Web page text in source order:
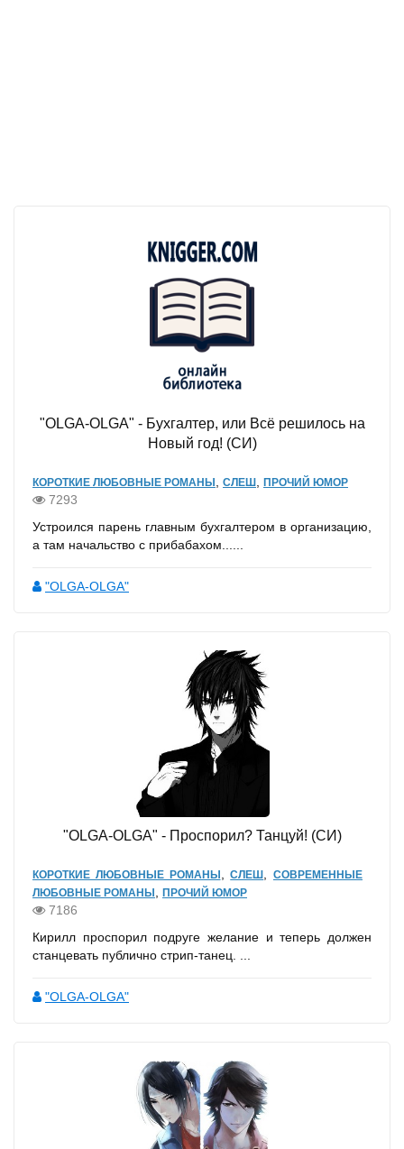
"OLGA-OLGA" - Бухгалтер, или Всё решилось на
Новый год! (СИ)
КОРОТКИЕ ЛЮБОВНЫЕ РОМАНЫ , СЛЕШ , ПРОЧИЙ ЮМОР
7293
Устроился парень главным бухгалтером в организацию,
а там начальство с прибабахом......
"OLGA-OLGA"
"OLGA-OLGA" - Проспорил? Танцуй! (СИ)
КОРОТКИЕ ЛЮБОВНЫЕ РОМАНЫ ,СЛЕШ
СОВРЕМЕННЫЕ
ЛЮБОВНЫЕ РОМАНЫ
ПРОЧИЙ ЮМОР
7186
Кирилл проспорил подруге желание и теперь должен
станцевать публично стрип-танец. ...
"OLGA-OLGA"